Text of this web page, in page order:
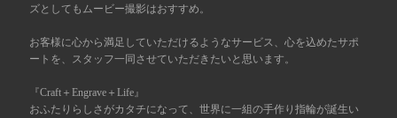
ズとしてもムービー撮影はおすすめ。
お客様に心から満足していただけるようなサービス、心を込めたサポ
ートを、スタッフ一同させていただきたいと思います。
『Craft＋Engrave＋Life』
おふたりらしさがカタチになって、世界に一組の手作り指輪が誕生い